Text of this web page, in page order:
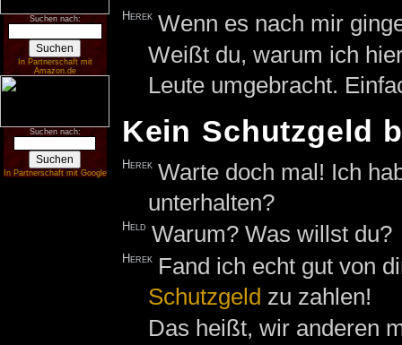
Suchen nach:
In Partnerschaft mit
Amazon.de
Suchen nach:
In Partnerschaft mit Google
Herek Wenn es nach mir
Weißt du, warum ich
Leute umgebracht.
Kein Schutzgeld
Herek Warte doch mal! Ich
unterhalten?
Held Warum? Was willst du?
Herek Fand ich echt gut von
Schutzgeld zu zahlen!
Das heißt, wir anderen